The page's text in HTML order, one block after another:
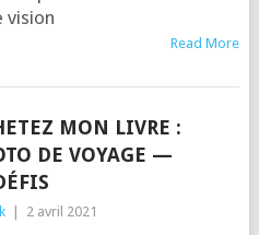
vision
Read More
MON LIVRE :
DE VOYAGE —
2 avril 2021